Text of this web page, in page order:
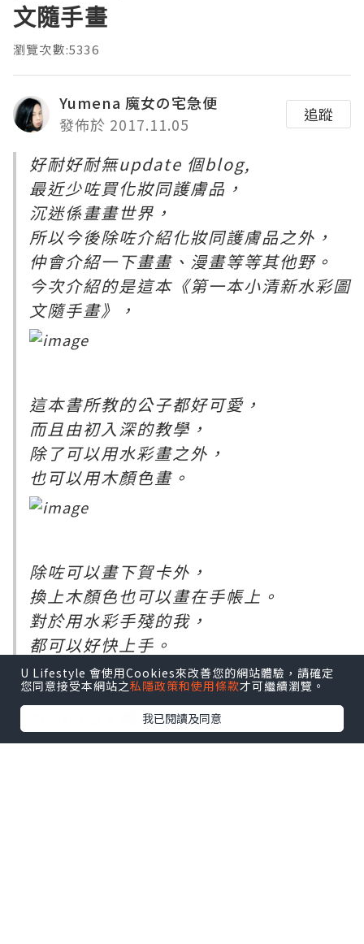
文隨手畫
瀏覽次數:5336
Yumena 魔女の宅急便
發佈於 2017.11.05
追蹤
好耐好耐無update 個blog,
最近少咗買化妝同護膚品，
沉迷係畫畫世界，
所以今後除咗介紹化妝同護膚品之外，
仲會介紹一下畫畫、漫畫等等其他野。
今次介紹的是這本《第一本小清新水彩圖
文隨手畫》，
這本書所教的公子都好可愛，
而且由初入深的教學，
除了可以用水彩畫之外，
也可以用木顏色畫。
除咗可以畫下賀卡外，
換上木顏色也可以畫在手帳上。
對於用水彩手殘的我，
都可以好快上手。
除了小插畫之外，
仲有好靚的英文字體教學。
Yumena's 魔女の宅急便
U Lifestyle 會使用Cookies來改善您的網站體驗，請確定
您同意接受本網站之私隱政策和使用條款才可繼續瀏覽。
我已閱讀及同意